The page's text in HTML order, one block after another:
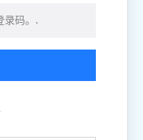
录码。.